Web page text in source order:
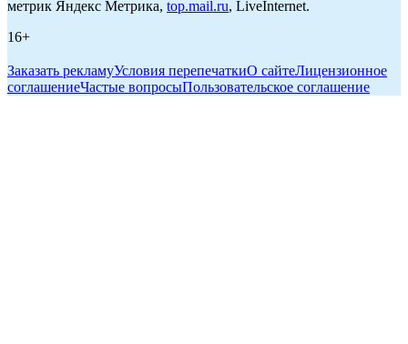
метрик Яндекс Метрика, top.mail.ru, LiveInternet.
16+
Заказать рекламуУсловия перепечаткиО сайтеЛицензионное
соглашениеЧастые вопросыПользовательское соглашение